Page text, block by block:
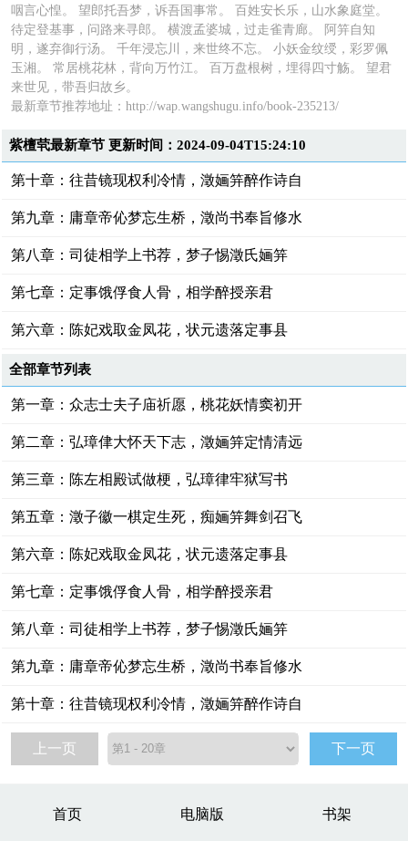
咽言心惶。 望郎托吾梦，诉吾国事常。 百姓安长乐，山水象庭堂。
待定登基事，问路来寻郎。 横渡孟婆城，过走雀青廊。 阿笄自知
明，遂弃御行汤。 千年浸忘川，来世终不忘。 小妖金纹绶，彩罗佩
玉湘。 常居桃花林，背向万竹江。 百万盘根树，埋得四寸觞。 望君
来世见，带吾归故乡。
最新章节推荐地址：http://wap.wangshugu.info/book-235213/
紫檀茕最新章节 更新时间：2024-09-04T15:24:10
第十章：往昔镜现权利冷情，澂婳笄醉作诗自
第九章：庸章帝伈梦忘生桥，澂尚书奉旨修水
第八章：司徒相学上书荐，梦子惕澂氏婳笄
第七章：定事饿俘食人骨，相学醉授亲君
第六章：陈妃戏取金凤花，状元遗落定事县
全部章节列表
第一章：众志士夫子庙祈愿，桃花妖情窦初开
第二章：弘璋侓大怀天下志，澂婳笄定情清远
第三章：陈左相殿试做梗，弘璋律牢狱写书
第五章：澂子徽一棋定生死，痴婳笄舞剑召飞
第六章：陈妃戏取金凤花，状元遗落定事县
第七章：定事饿俘食人骨，相学醉授亲君
第八章：司徒相学上书荐，梦子惕澂氏婳笄
第九章：庸章帝伈梦忘生桥，澂尚书奉旨修水
第十章：往昔镜现权利冷情，澂婳笄醉作诗自
上一页 下一页
首页 电脑版 书架